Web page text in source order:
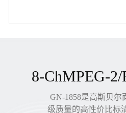
8-ChMPEG-
GN-1858是高斯贝
级质量的高性价比标